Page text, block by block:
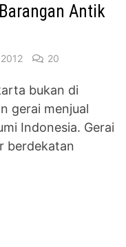
Antik
20
bukan di
gerai menjual
Indonesia. Gerai
berdekatan